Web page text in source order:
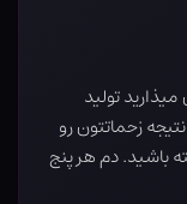
تولید
زحماتتون رو
باشید. دم هر پنج